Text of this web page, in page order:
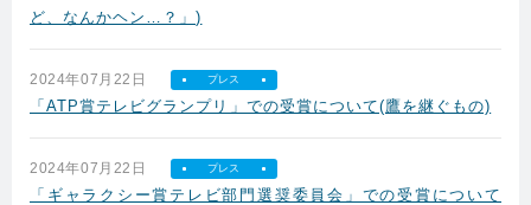
ど、なんかヘン…？」)
2024年07月22日 プレス
「ATP賞テレビグランプリ」での受賞について(鷹を継ぐもの)
2024年07月22日 プレス
「ギャラクシー賞テレビ部門選奨委員会」での受賞について